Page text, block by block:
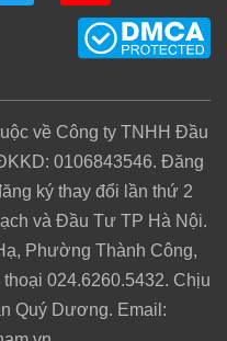
về Công ty TNHH Đầu
0106843546. Đăng
ký thay đổi lần thứ 2
và Đầu Tư TP Hà Nội.
Phường Thành Công,
024.6260.5432. Chịu
Quý Dương. Email: